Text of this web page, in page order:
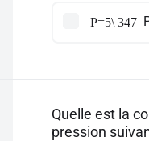
P=5\ 347
Quelle est la
pression